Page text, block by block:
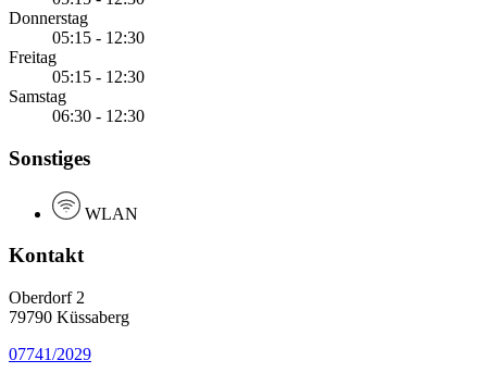
Donnerstag
05:15 - 12:30
Freitag
05:15 - 12:30
Samstag
06:30 - 12:30
Sonstiges
WLAN
Kontakt
Oberdorf 2
79790 Küssaberg
07741/2029